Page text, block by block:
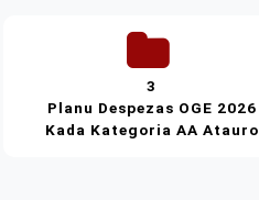
3
Planu Despezas OGE 2026
Kada Kategoria AA Atauro